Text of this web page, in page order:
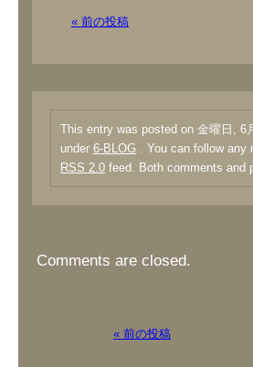
« 前の投稿
This entry was posted on 金曜日, 6
under 6-BLOG . You can follow any
RSS 2.0 feed. Both comments and
Comments are closed.
« 前の投稿